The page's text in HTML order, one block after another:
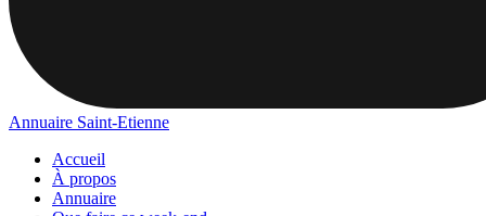
Annuaire Saint-Etienne
Accueil
À propos
Annuaire